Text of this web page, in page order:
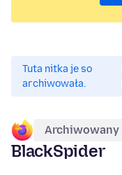
Tuta nitka je so
archiwowała.
Archiwowany
BlackSpider